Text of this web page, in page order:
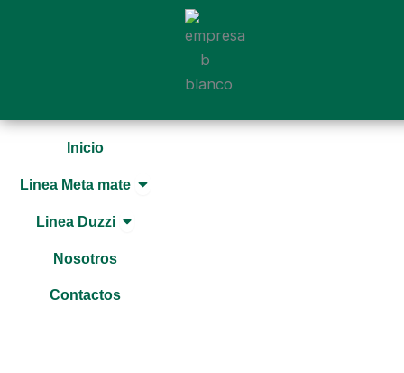
Inicio
Linea Meta mate Open Linea Meta mate
Linea Duzzi Open Linea Duzzi
Nosotros
Contactos